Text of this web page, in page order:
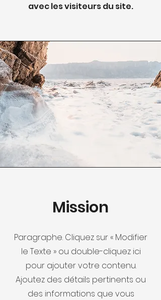
avec les visiteurs du site.
Mission
Paragraphe. Cliquez sur « Modifier
le Texte » ou double-cliquez ici
pour ajouter votre contenu.
Ajoutez des détails pertinents ou
des informations que vous